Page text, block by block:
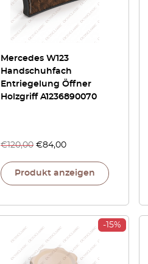
Mercedes W123
Handschuhfach
Entriegelung Öffner
Holzgriff A1236890070
€120,00 €84,00
Produkt anzeigen
-15%